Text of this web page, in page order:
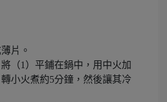
片。
（1）平鋪在鍋中，用中火加
小火煮約5分鐘，然後讓其冷